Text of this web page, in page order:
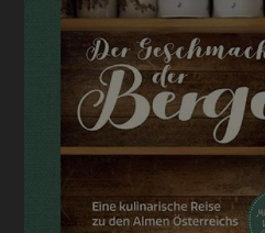
GESCHENKIDEEN & MEHR
SCHULE & BÜRO